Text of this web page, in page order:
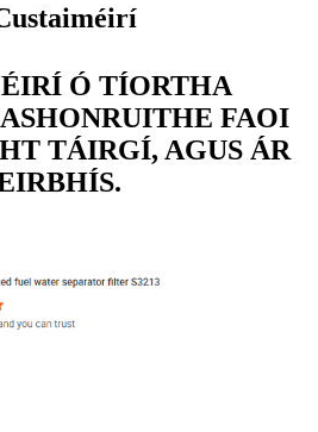
Ó TÍORTHA
FAOI
TÁIRGÍ, AGUS ÁR